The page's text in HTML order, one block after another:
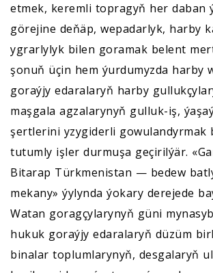
etmek, keremli topragyň her daban
görejine deňäp, wepadarlyk, harby
ygrarlylyk bilen goramak belent
şonuň üçin hem ýurdumyzda harby
goraýjy edaralaryň harby
maşgala agzalarynyň gulluk-iş,
şertlerini yzygiderli gowulandyrmak
tutumly işler durmuşa geçirilýär.
Bitarap Türkmenistan — bedew
mekany» ýylynda ýokary derejede
Watan goragçylarynyň güni
hukuk goraýjy edaralaryň düzüm
binalar toplumlarynyň, desgalaryň